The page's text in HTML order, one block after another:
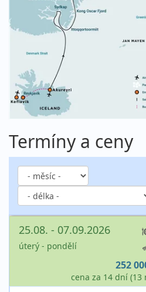
Termíny a ceny
25.08. - 07.09.2026
úterý - pondělí
252
cena za 14 dní (13